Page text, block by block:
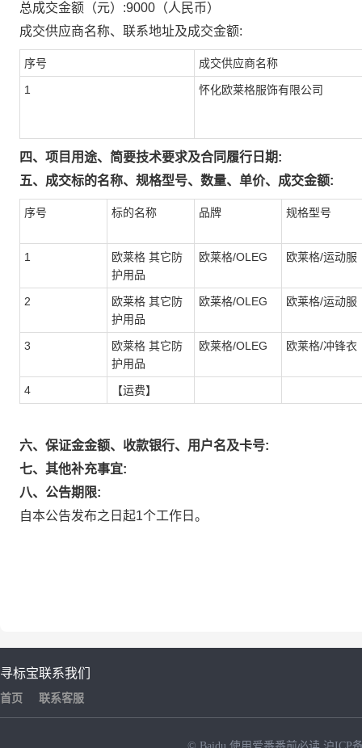
总成交金额（元）:9000 （人民币）
成交供应商名称、联系地址及成交金额:
序号 成交供应商名称
1 怀化欧莱格服饰有限公司
四、项目用途、简要技术要求及合同履行日期:
五、成交标的名称、规格型号、数量、单价、成交金额:
序号 标的名称 品牌 规格型号
1
欧莱格 其它防
护用品
欧莱格/OLEG 欧莱格/运动服
2
欧莱格 其它防
护用品
欧莱格/OLEG 欧莱格/运动服
3
欧莱格 其它防
护用品
欧莱格/OLEG 欧莱格/冲锋衣
4 【运费】
六、保证金金额、收款银行、用户名及卡号:
七、其他补充事宜:
八、公告期限:
自本公告发布之日起1个工作日。
寻标宝
首页
联系我们
联系客服